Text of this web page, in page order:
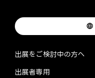
出展をご検討中の方へ
出展者専用